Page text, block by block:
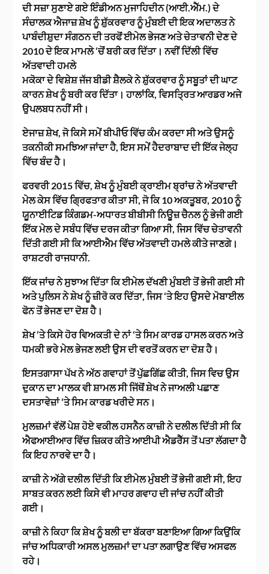
ਦੀ ਸਜ਼ਾ ਸੁਣਾਏ ਗਏ ਇੰਡੀਅਨ ਮੁਜਾਹਿਦੀਨ (ਆਈ.ਐੱਮ.) ਦੇ
ਸੰਚਾਲਕ ਐਜਾਜ਼ ਸ਼ੇਖ ਨੂੰ ਸ਼ੁੱਕਰਵਾਰ ਨੂੰ ਮੁੰਬਈ ਦੀ ਇਕ ਅਦਾਲਤ ਨੇ
ਪਾਬੰਦੀਸ਼ੁਦਾ ਸੰਗਠਨ ਦੀ ਤਰਫੋਂ ਈਮੇਲ ਭੇਜਣ ਅਤੇ ਚੇਤਾਵਨੀ ਦੇਣ ਦੇ
2010 ਦੇ ਇਕ ਮਾਮਲੇ ‘ਚੋਂ ਬਰੀ ਕਰ ਦਿੱਤਾ। ਨਵੀਂ ਦਿੱਲੀ ਵਿੱਚ
ਅੱਤਵਾਦੀ ਹਮਲੇ
ਮਕੋਕਾ ਦੇ ਵਿਸ਼ੇਸ਼ ਜੱਜ ਬੀਡੀ ਸ਼ੈਲਕੇ ਨੇ ਸ਼ੁੱਕਰਵਾਰ ਨੂੰ ਸਬੂਤਾਂ ਦੀ ਘਾਟ
ਕਾਰਨ ਸ਼ੇਖ ਨੂੰ ਬਰੀ ਕਰ ਦਿੱਤਾ। ਹਾਲਾਂਕਿ, ਵਿਸਤ੍ਰਿਤ ਆਰਡਰ ਅਜੇ
ਉਪਲਬਧ ਨਹੀਂ ਸੀ।
ਏਜਾਜ਼ ਸ਼ੇਖ, ਜੋ ਕਿਸੇ ਸਮੇਂ ਬੀਪੀਓ ਵਿੱਚ ਕੰਮ ਕਰਦਾ ਸੀ ਅਤੇ ਉਸਨੂੰ
ਤਕਨੀਕੀ ਸਮਝਿਆ ਜਾਂਦਾ ਹੈ, ਇਸ ਸਮੇਂ ਹੈਦਰਾਬਾਦ ਦੀ ਇੱਕ ਜੇਲ੍ਹ
ਵਿੱਚ ਬੰਦ ਹੈ।
ਫਰਵਰੀ 2015 ਵਿੱਚ, ਸ਼ੇਖ ਨੂੰ ਮੁੰਬਈ ਕ੍ਰਾਈਮ ਬ੍ਰਾਂਚ ਨੇ ਅੱਤਵਾਦੀ
ਮੇਲ ਕੇਸ ਵਿੱਚ ਗ੍ਰਿਫਤਾਰ ਕੀਤਾ ਸੀ, ਜੋ ਕਿ 10 ਅਕਤੂਬਰ, 2010 ਨੂੰ
ਯੂਨਾਈਟਿਡ ਕਿੰਗਡਮ-ਅਧਾਰਤ ਬੀਬੀਸੀ ਨਿਊਜ਼ ਚੈਨਲ ਨੂੰ ਭੇਜੀ ਗਈ
ਇੱਕ ਮੇਲ ਦੇ ਸਬੰਧ ਵਿੱਚ ਦਰਜ ਕੀਤਾ ਗਿਆ ਸੀ, ਜਿਸ ਵਿੱਚ ਚੇਤਾਵਨੀ
ਦਿੱਤੀ ਗਈ ਸੀ ਕਿ ਆਈਐਮ ਵਿੱਚ ਅੱਤਵਾਦੀ ਹਮਲੇ ਕੀਤੇ ਜਾਣਗੇ।
ਰਾਸ਼ਟਰੀ ਰਾਜਧਾਨੀ.
ਇੱਕ ਜਾਂਚ ਨੇ ਸੁਝਾਅ ਦਿੱਤਾ ਕਿ ਈਮੇਲ ਦੱਖਣੀ ਮੁੰਬਈ ਤੋਂ ਭੇਜੀ ਗਈ ਸੀ
ਅਤੇ ਪੁਲਿਸ ਨੇ ਸ਼ੇਖ ਨੂੰ ਜ਼ੀਰੋ ਕਰ ਦਿੱਤਾ, ਜਿਸ ‘ਤੇ ਇਹ ਉਸਦੇ ਮੋਬਾਈਲ
ਫੋਨ ਤੋਂ ਭੇਜਣ ਦਾ ਦੋਸ਼ ਹੈ।
ਸ਼ੇਖ ‘ਤੇ ਕਿਸੇ ਹੋਰ ਵਿਅਕਤੀ ਦੇ ਨਾਂ ‘ਤੇ ਸਿਮ ਕਾਰਡ ਹਾਸਲ ਕਰਨ ਅਤੇ
ਧਮਕੀ ਭਰੇ ਮੇਲ ਭੇਜਣ ਲਈ ਉਸ ਦੀ ਵਰਤੋਂ ਕਰਨ ਦਾ ਦੋਸ਼ ਹੈ।
ਇਸਤਗਾਸਾ ਪੱਖ ਨੇ ਅੱਠ ਗਵਾਹਾਂ ਤੋਂ ਪੁੱਛਗਿੱਛ ਕੀਤੀ, ਜਿਸ ਵਿਚ ਉਸ
ਦੁਕਾਨ ਦਾ ਮਾਲਕ ਵੀ ਸ਼ਾਮਲ ਸੀ ਜਿੱਥੋਂ ਸ਼ੇਖ ਨੇ ਜਾਅਲੀ ਪਛਾਣ
ਦਸਤਾਵੇਜ਼ਾਂ ‘ਤੇ ਸਿਮ ਕਾਰਡ ਖਰੀਦੇ ਸਨ।
ਮੁਲਜ਼ਮਾਂ ਵੱਲੋਂ ਪੇਸ਼ ਹੋਏ ਵਕੀਲ ਹਸਨੈਨ ਕਾਜ਼ੀ ਨੇ ਦਲੀਲ ਦਿੱਤੀ ਸੀ ਕਿ
ਐਫਆਈਆਰ ਵਿੱਚ ਜ਼ਿਕਰ ਕੀਤੇ ਆਈਪੀ ਐਡਰੈੱਸ ਤੋਂ ਪਤਾ ਲੱਗਦਾ ਹੈ
ਕਿ ਇਹ ਨਾਰਵੇ ਦਾ ਹੈ।
ਕਾਜ਼ੀ ਨੇ ਅੱਗੇ ਦਲੀਲ ਦਿੱਤੀ ਕਿ ਈਮੇਲ ਮੁੰਬਈ ਤੋਂ ਭੇਜੀ ਗਈ ਸੀ, ਇਹ
ਸਾਬਤ ਕਰਨ ਲਈ ਕਿਸੇ ਵੀ ਮਾਹਰ ਗਵਾਹ ਦੀ ਜਾਂਚ ਨਹੀਂ ਕੀਤੀ
ਗਈ।
ਕਾਜ਼ੀ ਨੇ ਕਿਹਾ ਕਿ ਸ਼ੇਖ ਨੂੰ ਬਲੀ ਦਾ ਬੱਕਰਾ ਬਣਾਇਆ ਗਿਆ ਕਿਉਂਕਿ
ਜਾਂਚ ਅਧਿਕਾਰੀ ਅਸਲ ਮੁਲਜ਼ਮਾਂ ਦਾ ਪਤਾ ਲਗਾਉਣ ਵਿੱਚ ਅਸਫਲ
ਰਹੇ।